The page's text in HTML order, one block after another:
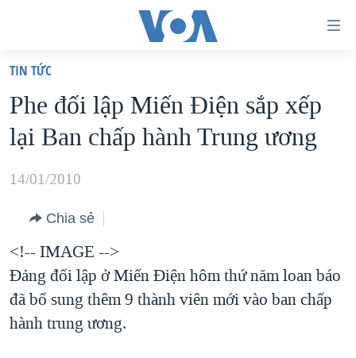
truy
cập
Tới
dung
chính
điều
hướng
chính
Đi
VIỆT NAM
HOA KỲ
BIỂN ĐÔNG
BLOG
DIỄN ĐÀN
MỤC
TỰ DO BÁO CHÍ
CHUYÊN ĐỀ
TIN TỨC
Phe đối lập Miến Điện sắp xếp
lại Ban chấp hành Trung ương
14/01/2010
Chia sẻ
<!-- IMAGE -->
Đảng đối lập ở Miến Điện hôm thứ năm loan báo
đã bổ sung thêm 9 thành viên mới vào ban chấp
hành trung ương.